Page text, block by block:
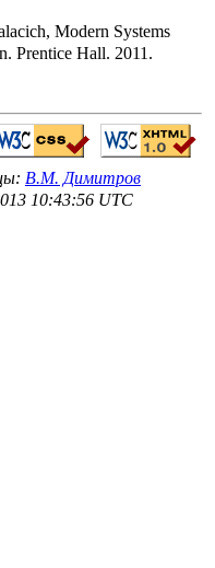
Modern Systems
Prentice Hall. 2011.
В.М. Димитров
10:43:56 UTC